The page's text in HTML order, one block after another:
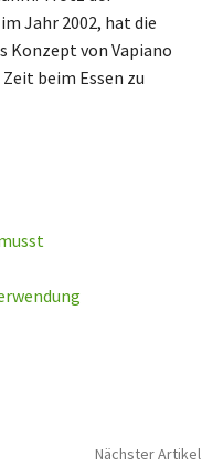
Jahr 2002, hat die
Konzept von Vapiano
beim Essen zu
Nächster Artikel